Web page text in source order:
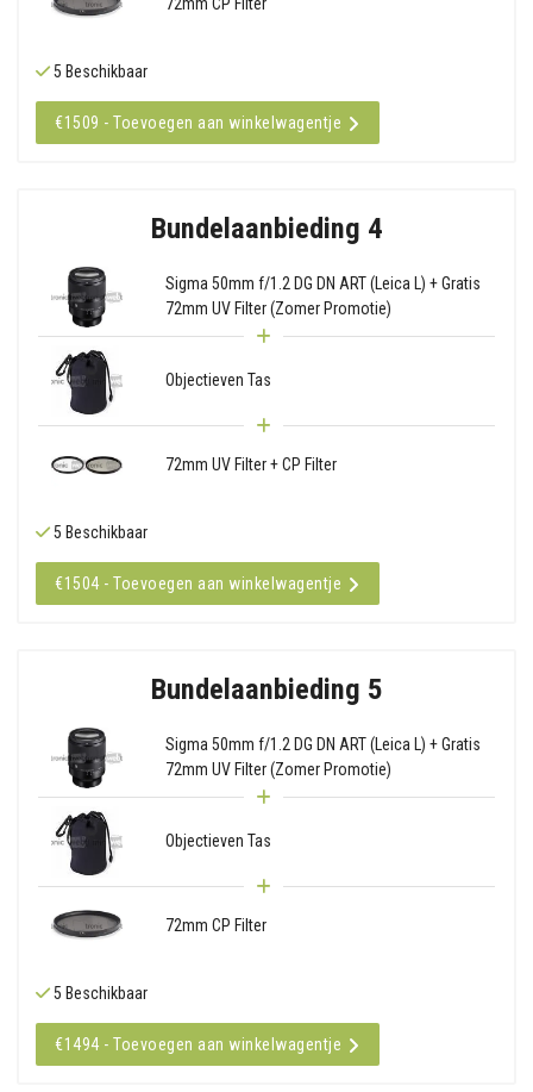
5 Beschikbaar
€1509 - Toevoegen aan winkelwagentje
Bundelaanbieding 4
Sigma 50mm f/1.2 DG DN ART (Leica L) + Gratis
72mm UV Filter (Zomer Promotie)
Objectieven Tas
72mm UV Filter + CP Filter
5 Beschikbaar
€1504 - Toevoegen aan winkelwagentje
Bundelaanbieding 5
Sigma 50mm f/1.2 DG DN ART (Leica L) + Gratis
72mm UV Filter (Zomer Promotie)
Objectieven Tas
72mm CP Filter
5 Beschikbaar
€1494 - Toevoegen aan winkelwagentje